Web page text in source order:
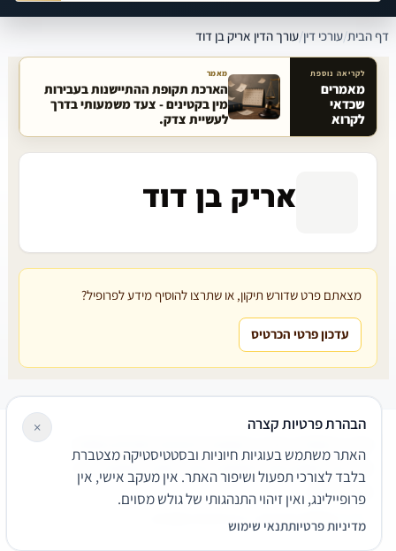
דף הבית/עורכי דין/עורך הדין אריק בן דוד
מאמרים קשורים באתר
לקריאה נוספת
מאמרים
שכדאי
לקרוא
מאמר
הארכת תקופת ההתיישנות בעבירות
מין בקטינים - צעד משמעותי בדרך
לעשיית צדק.
אריק בן דוד
מצאתם פרט שדורש תיקון, או שתרצו להוסיף מידע לפרופיל?
עדכון פרטי הכרטיס
שירותים משפטיים
דרושים צור קשר נגישותפרטיות
תנאי שימוש
© 2026 הפירמה. כל הזכויות שמורות.
הבהרת פרטיות קצרה
האתר משתמש בעוגיות חיוניות ובסטטיסטיקה מצטברת
בלבד לצורכי תפעול ושיפור האתר. אין מעקב אישי, אין
פרופיילינג, ואין זיהוי התנהגותי של גולש מסוים.
מדיניות פרטיותתנאי שימוש
×